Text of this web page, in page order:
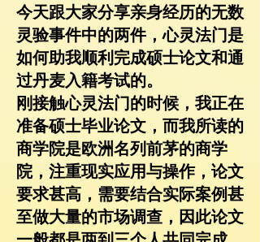
今天跟大家分享亲身经历的无数
灵验事件中的两件，心灵法门是
如何助我顺利完成硕士论文和通
过丹麦入籍考试的。
刚接触心灵法门的时候，我正在
准备硕士毕业论文，而我所读的
商学院是欧洲名列前茅的商学
院，注重现实应用与操作，论文
要求甚高，需要结合实际案例甚
至做大量的市场调查，因此论文